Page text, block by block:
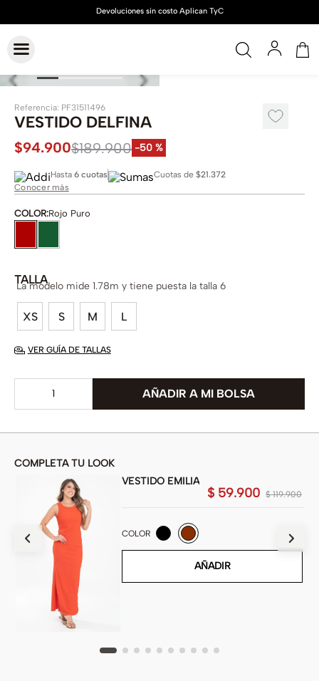
Referencia: PF31511496
VESTIDO DELFINA
$94.900$189.900 -50 %
Hasta 6 cuotas Cuotas de $21.372
Conocer más
COLOR:Rojo Puro
TALLA
XS S M L
La modelo mide 1.78m y tiene puesta la talla 6
VER GUÍA DE TALLAS
COMPLETA TU LOOK
VESTIDO EMILIA
$ 119.900
$ 59.900
COLOR
AÑADIR